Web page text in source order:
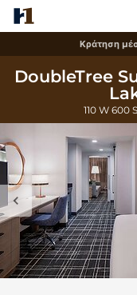
Κράτηση
DoubleTree
110 W 600 S